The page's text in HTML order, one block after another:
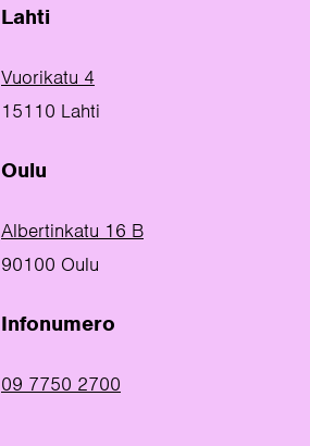
Lahti
Vuorikatu 4
15110 Lahti
Oulu
Albertinkatu 16 B
90100 Oulu
Infonumero
09 7750 2700